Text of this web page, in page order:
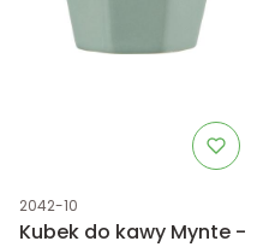
Kod produktu
2042-10
Kubek do kawy Mynte -